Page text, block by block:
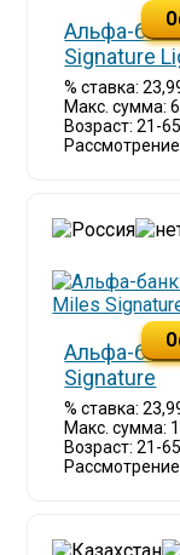
Альфа-
Signature
% ставка:
Макс. сумма:
Возраст: 21-
Альфа-
Signature
% ставка:
Макс. сумма:
Возраст: 21-